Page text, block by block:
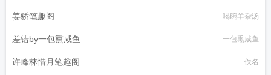
姜骄笔趣阁 喝碗羊杂汤
差错by一包熏咸鱼 一包熏咸鱼
许峰林惜月笔趣阁 佚名